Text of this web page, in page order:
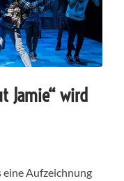
Jamie“ wird
eine Aufzeichnung